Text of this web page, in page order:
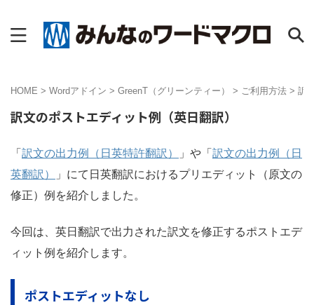
HOME > Wordアドイン > GreenT（グリーンティー） > ご利用方法 > 訳
訳文のポストエディット例（英日翻訳）
「 訳文の出力例（日英特許翻訳） 」や「 訳文の出力例（日
英翻訳）
」にて日英翻訳におけるプリエディット（原文の
修正）例を紹介しました。
今回は、英日翻訳で出力された訳文を修正するポストエデ
ィット例を紹介します。
ポストエディットなし